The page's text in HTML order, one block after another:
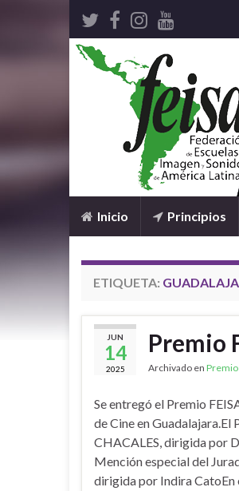
Inicio Principios
ETIQUETA:
JUN
14
2025
Premio
Archivado en Premio
Se entregó el Premio
de Cine en
CHACALES, dirigida por
Mención especial del
dirigida por Indira CatoEn